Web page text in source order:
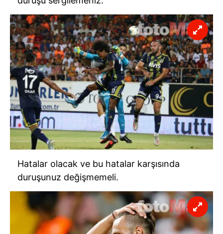
Hatalar olacak ve bu hatalar karşısında
duruşunuz değişmemeli.